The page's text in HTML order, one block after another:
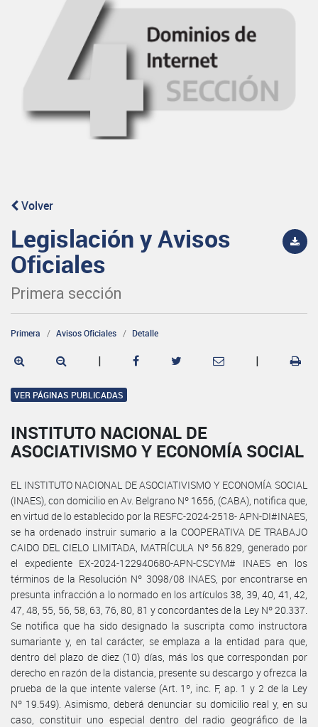
Volver
Legislación y Avisos
Oficiales
Primera sección
Primera Avisos Oficiales Detalle
| |
VER PÁGINAS PUBLICADAS
INSTITUTO NACIONAL DE
ASOCIATIVISMO Y ECONOMÍA SOCIAL
EL INSTITUTO NACIONAL DE ASOCIATIVISMO Y ECONOMÍA SOCIAL
(INAES), con domicilio en Av. Belgrano Nº 1656, (CABA), notifica que,
en virtud de lo establecido por la RESFC-2024-2518- APN-DI#INAES,
se ha ordenado instruir sumario a la COOPERATIVA DE TRABAJO
CAIDO DEL CIELO LIMITADA, MATRÍCULA Nº 56.829, generado por
el expediente EX-2024-122940680-APN-CSCYM# INAES en los
términos de la Resolución Nº 3098/08 INAES, por encontrarse en
presunta infracción a lo normado en los artículos 38, 39, 40, 41, 42,
47, 48, 55, 56, 58, 63, 76, 80, 81 y concordantes de la Ley Nº 20.337.
Se notifica que ha sido designado la suscripta como instructora
sumariante y, en tal carácter, se emplaza a la entidad para que,
dentro del plazo de diez (10) días, más los que correspondan por
derecho en razón de la distancia, presente su descargo y ofrezca la
prueba de la que intente valerse (Art. 1º, inc. F, ap. 1 y 2 de la Ley
Nº 19.549). Asimismo, deberá denunciar su domicilio real y, en su
caso, constituir uno especial dentro del radio geográfico de la